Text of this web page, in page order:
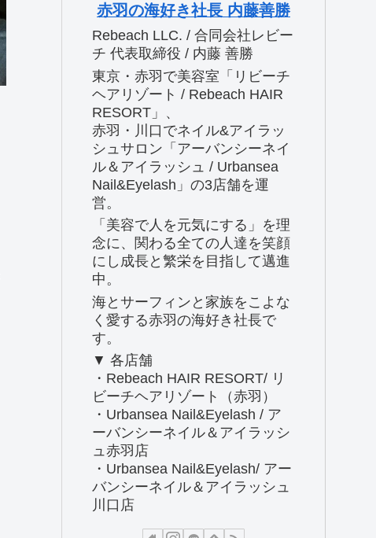
赤羽の海好き社長 内藤善勝
Rebeach LLC. / 合同会社レビー
チ 代表取締役 / 内藤 善勝
東京・赤羽で美容室「リビーチ
ヘアリゾート / Rebeach HAIR
RESORT」、
赤羽・川口でネイル&アイラッ
シュサロン「アーバンシーネイ
ル＆アイラッシュ / Urbansea
Nail&Eyelash」の3店舗を運
営。
「美容で人を元気にする」を理
念に、関わる全ての人達を笑顔
にし成長と繁栄を目指して邁進
中。
海とサーフィンと家族をこよな
く愛する赤羽の海好き社長で
す。
▼ 各店舗
・Rebeach HAIR RESORT/ リ
ビーチヘアリゾート（赤羽）
・Urbansea Nail&Eyelash / ア
ーバンシーネイル＆アイラッシ
ュ赤羽店
・Urbansea Nail&Eyelash/ アー
バンシーネイル＆アイラッシュ
川口店